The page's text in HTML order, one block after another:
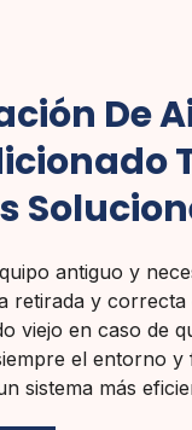
De
antiguo y
retirada y correcta
viejo en caso de
el entorno y
sistema más